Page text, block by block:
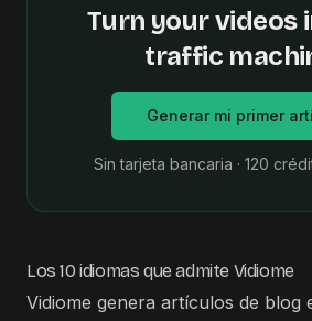
Turn your videos
traffic
Generar mi primer
Sin tarjeta bancaria · 120
Los 10 idiomas que admite Vidiome
Vidiome genera artículos de blog